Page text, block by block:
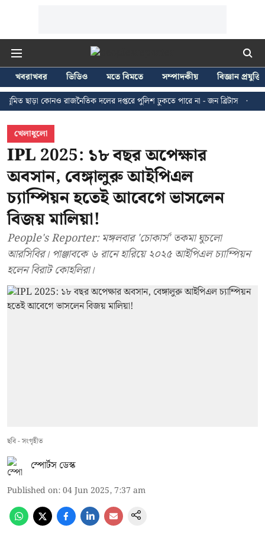
খবরাখবর ভিডিও মতে বিমতে সম্পাদকীয়
বিজ্ঞান প্রযুক্তি
কোনও রাজনৈতিক দলের দপ্তরে পুলিশ ঢুকতে পারে না - জন ব্রিটাস
কলকাতায়
খেলাধুলো
IPL 2025: ১৮ বছর অপেক্ষার
অবসান, বেঙ্গালুরু আইপিএল
চ্যাম্পিয়ন হতেই আবেগে ভাসলেন
বিজয় মালিয়া!
People's Reporter: মঙ্গলবার 'চোকার্স' তকমা ঘুচলো
আরসিবির। পাঞ্জাবকে ৬ রানে হারিয়ে ২০২৫ আইপিএল চ্যাম্পিয়ন
হলেন বিরাট কোহলিরা।
ছবি - সংগৃহীত
স্পোর্টস ডেস্ক
Published on:04 Jun 2025, 7:37 am